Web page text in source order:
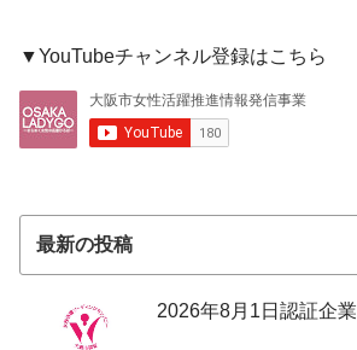
▼YouTubeチャンネル登録はこちら
最新の投稿
2026年8月1日認証企業